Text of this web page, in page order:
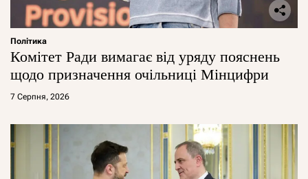
Політика
Комітет Ради вимагає від уряду пояснень
щодо призначення очільниці Мінцифри
7 Серпня, 2026